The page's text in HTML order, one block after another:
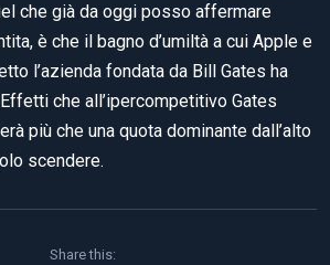
che già da oggi posso affermare
è che il bagno d’umiltà a cui Apple e
l’azienda fondata da Bill Gates ha
che all’ipercompetitivo Gates
più che una quota dominante dall’alto
scendere.
Share this: